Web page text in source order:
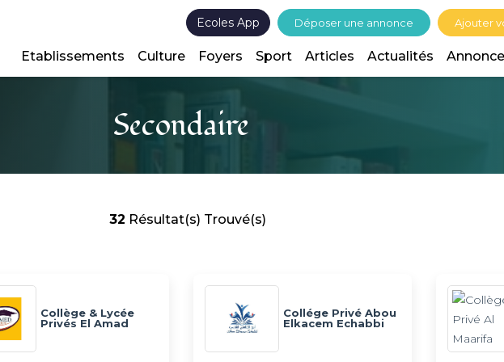
Ecoles App Déposer une annonce Ajouter
Etablissements Culture Foyers Sport Articles Actualités
Secondaire
32 Résultat(s) Trouvé(s)
Collège & Lycée
Privés El Amad
Collége Privé Abou
Elkacem Echabbi